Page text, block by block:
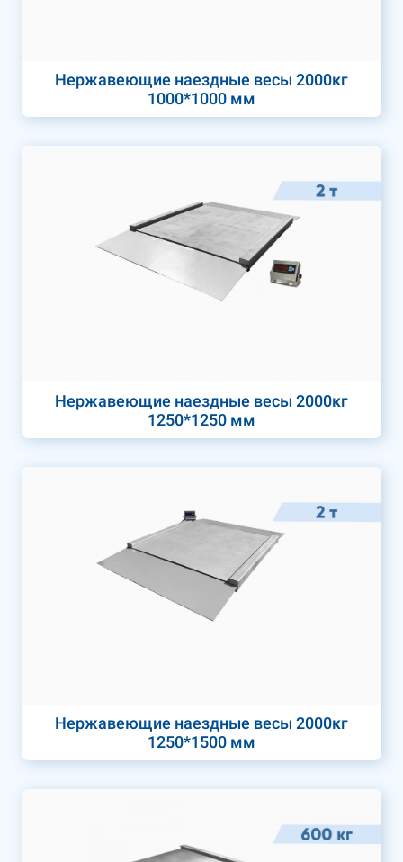
Нержавеющие наездные весы 2000кг
1000*1000 мм
Нержавеющие наездные весы 2000кг
1250*1250 мм
Нержавеющие наездные весы 2000кг
1250*1500 мм